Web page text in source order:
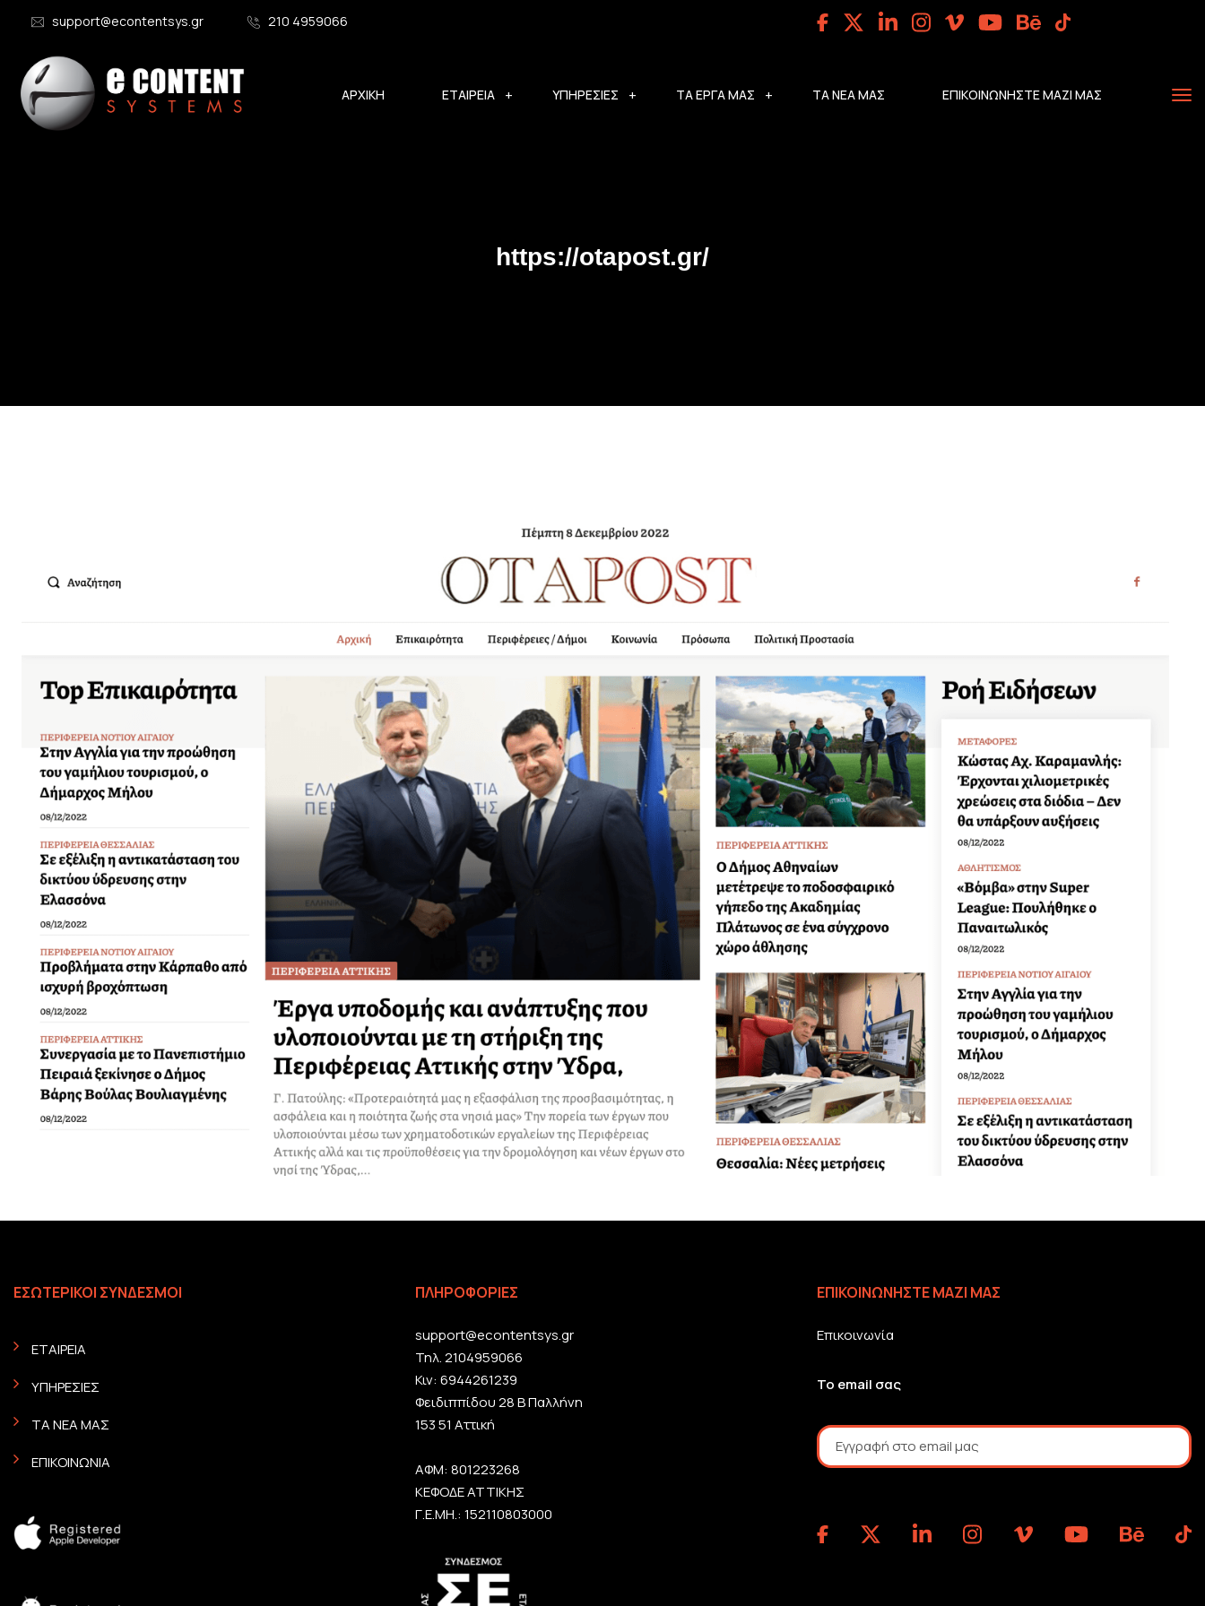
support@econtentsys.gr 210 4959066
ΑΡΧΙΚΗ ΕΤΑΙΡΕΙΑ ΥΠΗΡΕΣΙΕΣ ΤΑ ΕΡΓΑ ΜΑΣ ΤΑ ΝΕΑ ΜΑΣ ΕΠΙΚΟΙΝΩΝΗΣΤΕ ΜΑΖΙ ΜΑΣ
https://otapost.gr/
ΕΣΩΤΕΡΙΚΟΙ ΣΥΝΔΕΣΜΟΙ
ΕΤΑΙΡΕΙΑ
ΥΠΗΡΕΣΙΕΣ
ΤΑ ΝΕΑ ΜΑΣ
ΕΠΙΚΟΙΝΩΝΙΑ
ΠΛΗΡΟΦΟΡΙΕΣ
support@econtentsys.gr
Τηλ. 2104959066
Κιν: 6944261239
Φειδιππίδου 28 Β Παλλήνη
153 51 Αττική
ΑΦΜ: 801223268
ΚΕΦΟΔΕ ΑΤΤΙΚΗΣ
Γ.Ε.ΜΗ.: 152110803000
ΕΠΙΚΟΙΝΩΝΗΣΤΕ ΜΑΖΙ ΜΑΣ
Επικοινωνία
Το email σας